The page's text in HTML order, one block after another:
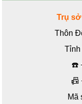
Trụ
Thôn
Tỉnh
☎️
📠
Mã